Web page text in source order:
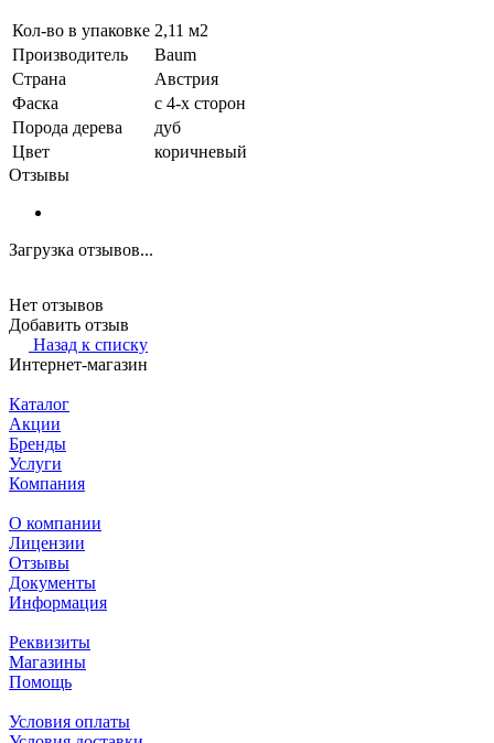
Кол-во в упаковке 2,11 м2
Производитель
Baum
Страна
Австрия
Фаска
с 4-х сторон
Порода дерева
дуб
Цвет
коричневый
Отзывы
Загрузка отзывов...
Нет отзывов
Добавить отзыв
Назад к списку
Интернет-магазин
Каталог
Акции
Бренды
Услуги
Компания
О компании
Лицензии
Отзывы
Документы
Информация
Реквизиты
Магазины
Помощь
Условия оплаты